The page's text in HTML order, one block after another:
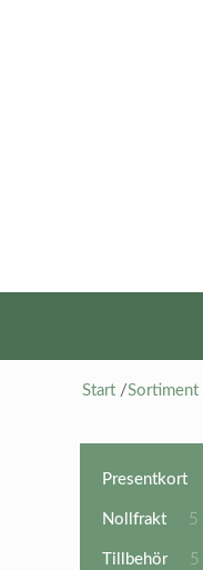
Start /Sortiment
Presentkort
Nollfrakt
5
Tillbehör
5